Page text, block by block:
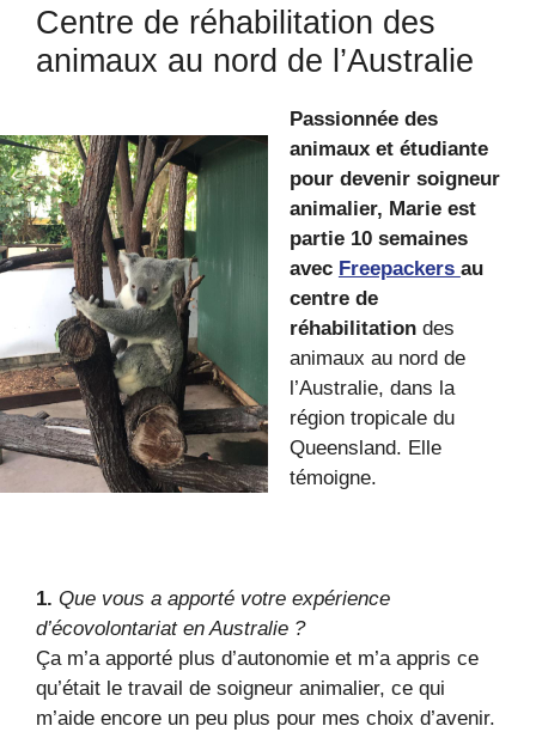
Centre de réhabilitation des
animaux au nord de l’Australie
Passionnée des
animaux et étudiante
pour devenir soigneur
animalier, Marie est
partie 10 semaines
avec Freepackers au
centre de
réhabilitation des
animaux au nord de
l’Australie, dans la
région tropicale du
Queensland. Elle
témoigne.
1. Que vous a apporté votre expérience
d’écovolontariat en Australie ?
Ça m’a apporté plus d’autonomie et m’a appris ce
qu’était le travail de soigneur animalier, ce qui
m’aide encore un peu plus pour mes choix d’avenir.